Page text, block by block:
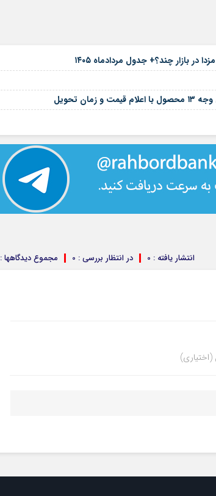
بازار چند؟+ جدول مردادماه ۱۴۰۵
تحویل
مجموع دیدگاهها : 0 در انتظار بررسی : 0 انتشار یافته : 0
(اختیاری)